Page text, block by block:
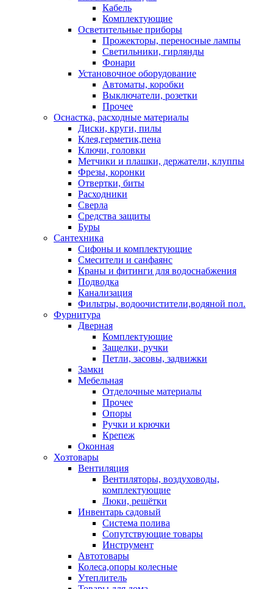
Кабель
Комплектующие
Осветительные приборы
Прожекторы, переносные лампы
Светильники, гирлянды
Фонари
Установочное оборудование
Автоматы, коробки
Выключатели, розетки
Прочее
Оснастка, расходные материалы
Диски, круги, пилы
Клея,герметик,пена
Ключи, головки
Метчики и плашки, держатели, клуппы
Фрезы, коронки
Отвертки, биты
Расходники
Сверла
Средства защиты
Буры
Сантехника
Сифоны и комплектующие
Смесители и санфаянс
Краны и фитинги для водоснабжения
Подводка
Канализация
Фильтры, водоочистители,водяной пол.
Фурнитура
Дверная
Комплектующие
Защелки, ручки
Петли, засовы, задвижки
Замки
Мебельная
Отделочные материалы
Прочее
Опоры
Ручки и крючки
Крепеж
Оконная
Хозтовары
Вентиляция
Вентиляторы, воздуховоды,
комплектующие
Люки, решётки
Инвентарь садовый
Система полива
Сопутствующие товары
Инструмент
Автотовары
Колеса,опоры колесные
Утеплитель